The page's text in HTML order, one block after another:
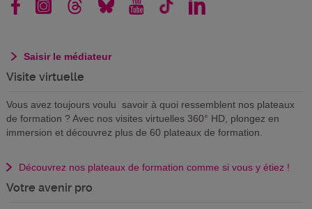
Saisir le médiateur
Visite virtuelle
Vous avez toujours voulu savoir à quoi ressemblent nos plateaux
de formation ? Avec nos visites virtuelles 360° HD, plongez en
immersion et découvrez plus de 60 plateaux de formation.
Découvrez nos plateaux de formation comme si vous y étiez !
Votre avenir pro